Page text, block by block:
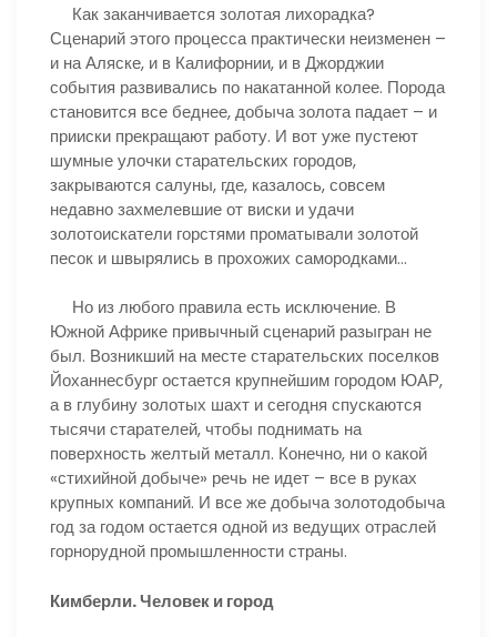
Как заканчивается золотая лихорадка?
Сценарий этого процесса практически неизменен –
и на Аляске, и в Калифорнии, и в Джорджии
события развивались по накатанной колее. Порода
становится все беднее, добыча золота падает – и
прииски прекращают работу. И вот уже пустеют
шумные улочки старательских городов,
закрываются салуны, где, казалось, совсем
недавно захмелевшие от виски и удачи
золотоискатели горстями проматывали золотой
песок и швырялись в прохожих самородками…
Но из любого правила есть исключение. В
Южной Африке привычный сценарий разыгран не
был. Возникший на месте старательских поселков
Йоханнесбург остается крупнейшим городом ЮАР,
а в глубину золотых шахт и сегодня спускаются
тысячи старателей, чтобы поднимать на
поверхность желтый металл. Конечно, ни о какой
«стихийной добыче» речь не идет – все в руках
крупных компаний. И все же добыча золотодобыча
год за годом остается одной из ведущих отраслей
горнорудной промышленности страны.
Кимберли. Человек и город